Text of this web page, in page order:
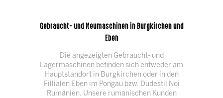
Gebraucht- und Neumaschinen in Burgkirchen und
Eben
Die angezeigten Gebraucht- und
Lagermaschinen befinden sich entweder am
Hauptstandort in Burgkirchen oder in den
Fillialen Eben im Pongau bzw. Dudestil Noi
Rumänien. Unsere rumänischen Kunden